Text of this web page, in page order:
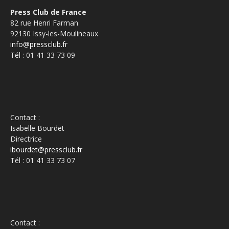
Press Club de France
82 rue Henri Farman
92130 Issy-les-Moulineaux
info@pressclub.fr
Tél : 01 41 33 73 09
Contact :
Isabelle Bourdet
Directrice
ibourdet@pressclub.fr
Tél : 01 41 33 73 07
Contact :